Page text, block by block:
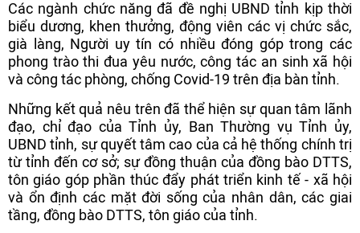
Các ngành chức năng đã đề nghị UBND tỉnh kịp thời
biểu dương, khen thưởng, động viên các vị chức sắc,
già làng, Người uy tín có nhiều đóng góp trong các
phong trào thi đua yêu nước, công tác an sinh xã hội
và công tác phòng, chống Covid-19 trên địa bàn tỉnh.
Những kết quả nêu trên đã thể hiện sự quan tâm lãnh
đạo, chỉ đạo của Tỉnh ủy, Ban Thường vụ Tỉnh ủy,
UBND tỉnh, sự quyết tâm cao của cả hệ thống chính trị
từ tỉnh đến cơ sở; sự đồng thuận của đồng bào DTTS,
tôn giáo góp phần thúc đẩy phát triển kinh tế - xã hội
và ổn định các mặt đời sống của nhân dân, các giai
tầng, đồng bào DTTS, tôn giáo của tỉnh.